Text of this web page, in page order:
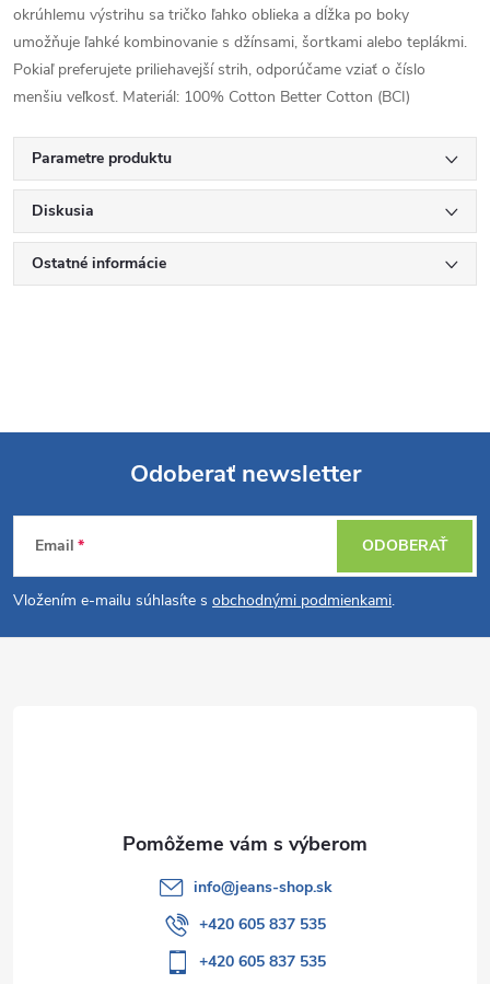
okrúhlemu výstrihu sa tričko ľahko oblieka a dĺžka po boky
umožňuje ľahké kombinovanie s džínsami, šortkami alebo teplákmi.
Pokiaľ preferujete priliehavejší strih, odporúčame vziať o číslo
menšiu veľkosť. Materiál: 100% Cotton Better Cotton (BCI)
Parametre produktu
Diskusia
Ostatné informácie
Z
á
p
Odoberať newsletter
Email
Vložením e-mailu súhlasíte s obchodnými podmienkami.
ODOBERAŤ
info@jeans-shop.sk
+420 605 837 535
+420 605 837 535